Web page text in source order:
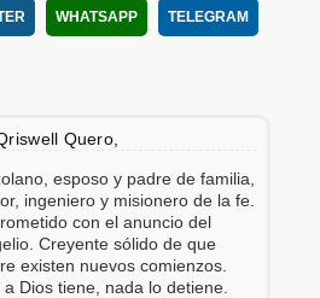
WHATSAPP TELEGRAM
Quero,
esposo y padre de familia,
ingeniero y misionero de la fe.
con el anuncio del
Creyente sólido de que
existen nuevos comienzos.
a Dios tiene, nada lo detiene.